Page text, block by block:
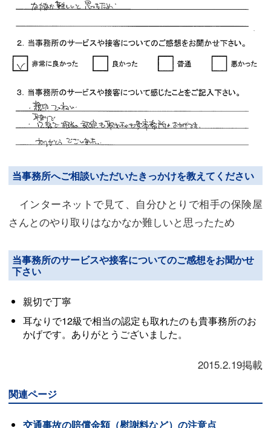
当事務所へご相談いただいたきっかけを教えてください
インターネットで見て、自分ひとりで相手の保険屋
さんとのやり取りはなかなか難しいと思ったため
当事務所のサービスや接客についてのご感想をお聞かせ
下さい
親切で丁寧
耳なりで12級で相当の認定も取れたのも貴事務所のお
かげです。ありがとうございました。
2015.2.19掲載
関連ページ
交通事故の賠償金額（慰謝料など）の注意点